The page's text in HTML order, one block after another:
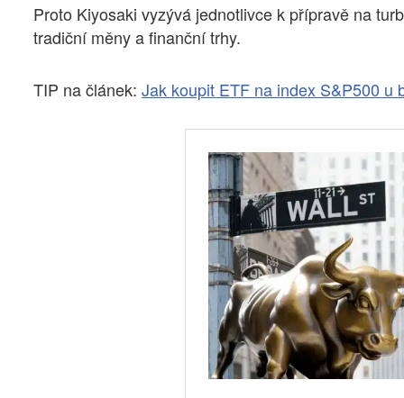
Proto Kiyosaki vyzývá jednotlivce k přípravě na
tradiční měny a finanční trhy.
TIP na článek: Jak koupit ETF na index S&P500 u